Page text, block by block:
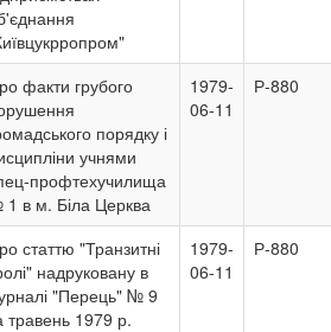
факти грубого
порядку і
учнями
профтехучилища
в м. Біла Церква
1979-
06-11
Р-880
статтю "Транзитні
надруковану в
"Перець" № 9
травень 1979 р.
1979-
06-11
Р-880